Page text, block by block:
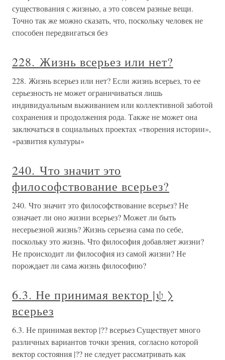
существования с жизнью, а это совсем разные вещи.
Точно так же можно сказать, что, поскольку человек не
способен передвигаться без
228. Жизнь всерьез или нет?
228. Жизнь всерьез или нет? Если жизнь всерьез, то ее
серьезность не может ограничиваться лишь
индивидуальным выживанием или коллективной заботой
сохранения и продолжения рода. Также не может она
заключаться в социальных проектах «творения истории»,
«развития культуры»
240. Что значит это
философствование всерьез?
240. Что значит это философствование всерьез? Не
означает ли оно жизни всерьез? Может ли быть
несерьезной жизнь? Жизнь серьезна сама по себе,
поскольку это жизнь. Что философия добавляет жизни?
Не происходит ли философия из самой жизни? Не
порождает ли сама жизнь философию?
6.3. Не принимая вектор |ψ 〉
всерьез
6.3. Не принимая вектор |?? всерьез Существует много
различных вариантов точки зрения, согласно которой
вектор состояния |?? не следует рассматривать как